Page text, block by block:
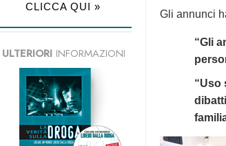
Gli annunci
“Gli
“Uso
CLICCA QUI »
ULTERIORIINFORMAZIONI